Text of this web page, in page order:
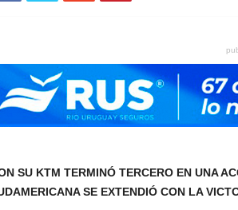
SU KTM TERMINÓ TERCERO EN UNA
SE EXTENDIÓ CON LA